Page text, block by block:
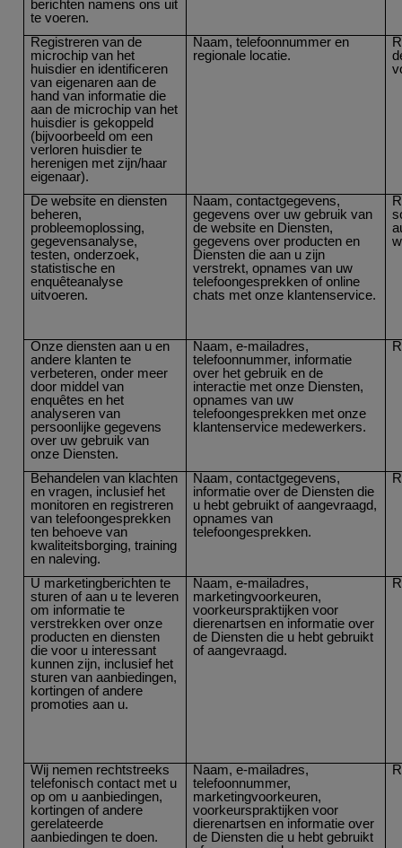
berichten namens ons uit
te voeren.
Registreren van de
microchip van het
huisdier en identificeren
van eigenaren aan de
hand van informatie die
aan de microchip van het
huisdier is gekoppeld
(bijvoorbeeld om een
verloren huisdier te
herenigen met zijn/haar
eigenaar).
Naam, telefoonnummer en
regionale locatie.
De website en diensten
beheren,
probleemoplossing,
gegevensanalyse,
testen, onderzoek,
statistische en
enquêteanalyse
uitvoeren.
Naam, contactgegevens,
gegevens over uw gebruik van
de website en Diensten,
gegevens over producten en
Diensten die aan u zijn
verstrekt, opnames van uw
telefoongesprekken of online
chats met onze klantenservice.
Onze diensten aan u en
andere klanten te
verbeteren, onder meer
door middel van
enquêtes en het
analyseren van
persoonlijke gegevens
over uw gebruik van
onze Diensten.
Naam, e-mailadres,
telefoonnummer, informatie
over het gebruik en de
interactie met onze Diensten,
opnames van uw
telefoongesprekken met onze
klantenservice medewerkers.
Behandelen van klachten
en vragen, inclusief het
monitoren en registreren
van telefoongesprekken
ten behoeve van
kwaliteitsborging, training
en naleving.
Naam, contactgegevens,
informatie over de Diensten die
u hebt gebruikt of aangevraagd,
opnames van
telefoongesprekken.
U marketingberichten te
sturen of aan u te leveren
om informatie te
verstrekken over onze
producten en diensten
die voor u interessant
kunnen zijn, inclusief het
sturen van aanbiedingen,
kortingen of andere
promoties aan u.
Naam, e-mailadres,
marketingvoorkeuren,
voorkeurspraktijken voor
dierenartsen en informatie over
de Diensten die u hebt gebruikt
of aangevraagd.
Wij nemen rechtstreeks
telefonisch contact met u
op om u aanbiedingen,
kortingen of andere
gerelateerde
aanbiedingen te doen.
Naam, e-mailadres,
telefoonnummer,
marketingvoorkeuren,
voorkeurspraktijken voor
dierenartsen en informatie over
de Diensten die u hebt gebruikt